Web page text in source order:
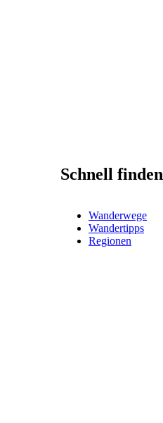
Schnell finden
Wanderwege
Wandertipps
Regionen